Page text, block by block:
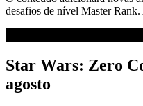
desafios de nível Master Rank.
Star Wars: Zero
agosto